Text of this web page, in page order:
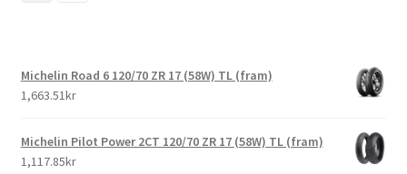
Michelin Road 6 120/70 ZR 17 (58W) TL (fram)
1,663.51kr
Michelin Pilot Power 2CT 120/70 ZR 17 (58W) TL (fram)
1,117.85kr